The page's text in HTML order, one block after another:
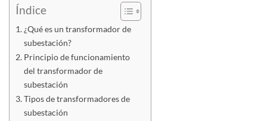
Índice
¿Qué es un transformador de
subestación?
Principio de funcionamiento
del transformador de
subestación
Tipos de transformadores de
subestación